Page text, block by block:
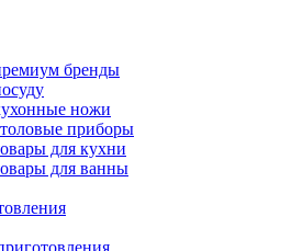
бренды
ножи
приборы
для кухни
для ванны